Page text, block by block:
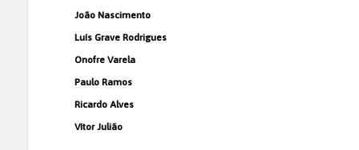
João Nascimento
Luís Grave Rodrigues
Onofre Varela
Paulo Ramos
Ricardo Alves
Vítor Julião